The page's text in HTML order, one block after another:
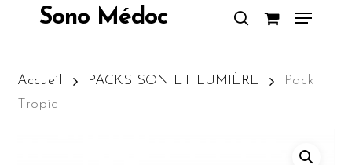
content
Sono Médoc Menu
Accueil PACKS SON ET LUMIÈRE
Pack
Tropic